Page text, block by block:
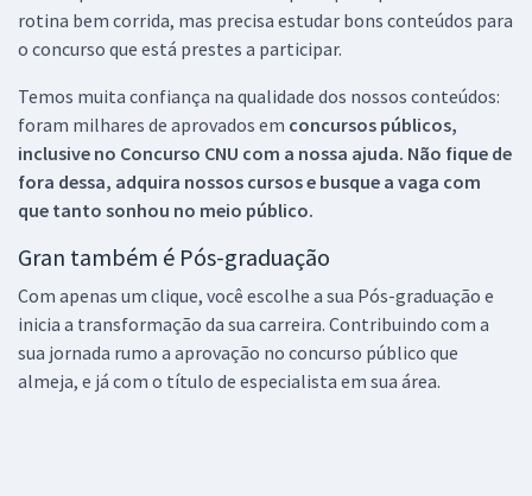
rotina bem corrida, mas precisa estudar bons conteúdos para
o concurso que está prestes a participar.
Temos muita confiança na qualidade dos nossos conteúdos:
foram milhares de aprovados em concursos públicos,
inclusive no Concurso CNU com a nossa ajuda. Não fique de
fora dessa, adquira nossos cursos e busque a vaga com
que tanto sonhou no meio público.
Gran também é Pós-graduação
Com apenas um clique, você escolhe a sua Pós-graduação e
inicia a transformação da sua carreira. Contribuindo com a
sua jornada rumo a aprovação no concurso público que
almeja, e já com o título de especialista em sua área.